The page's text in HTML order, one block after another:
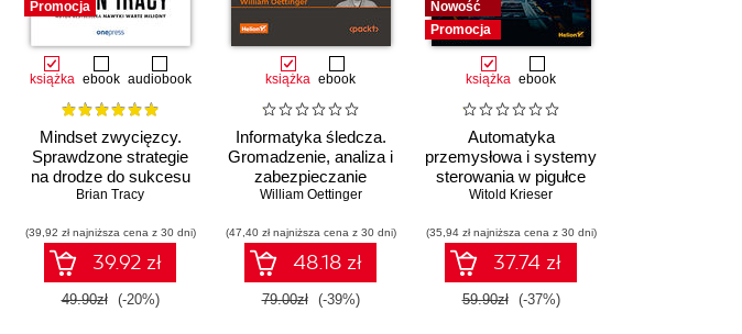
Promocja
książka ebook audiobook
Mindset zwycięzcy.
Sprawdzone strategie
na drodze do sukcesu
Brian Tracy
(39,92 zł najniższa cena z 30 dni)
39.92 zł
49.90zł (-20%)
książka ebook
Informatyka śledcza.
Gromadzenie, analiza i
zabezpieczanie
dowodów
początkujących.
Wydanie II
William Oettinger
(47,40 zł najniższa cena z 30 dni)
48.18 zł
79.00zł (-39%)
Nowość
Promocja
książka ebook
Automatyka
przemysłowa i systemy
sterowania w pigułce
Witold Krieser
(35,94 zł najniższa cena z 30 dni)
37.74 zł
59.90zł (-37%)